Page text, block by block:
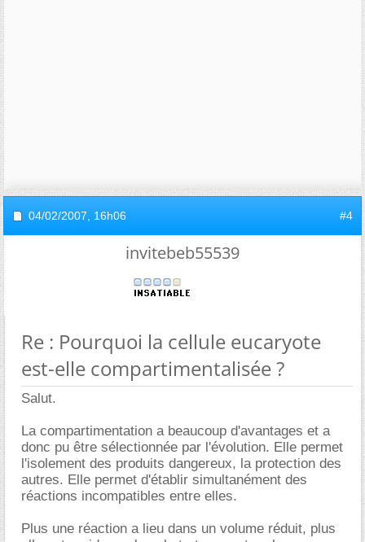
04/02/2007, 16h06 #4
invitebeb55539
Re : Pourquoi la cellule eucaryote
est-elle compartimentalisée ?
Salut.
La compartimentation a beaucoup d'avantages et a
donc pu être sélectionnée par l'évolution. Elle permet
l'isolement des produits dangereux, la protection des
autres. Elle permet d'établir simultanément des
réactions incompatibles entre elles.
Plus une réaction a lieu dans un volume réduit, plus